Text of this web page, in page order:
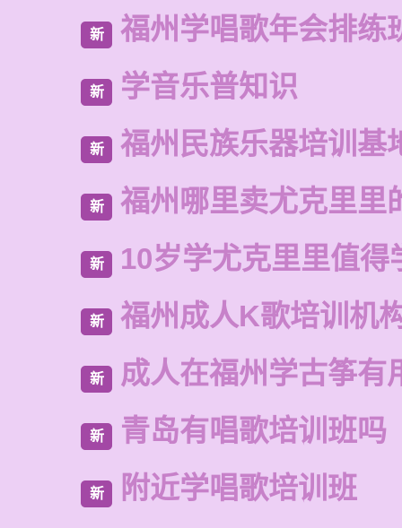
新 福州学唱歌年会排练
新 学音乐普知识
新 福州民族乐器培训基
新 福州哪里卖尤克里里
新 10岁学尤克里里值得
新 福州成人K歌培训机
新 成人在福州学古筝有
新 青岛有唱歌培训班吗
新 附近学唱歌培训班